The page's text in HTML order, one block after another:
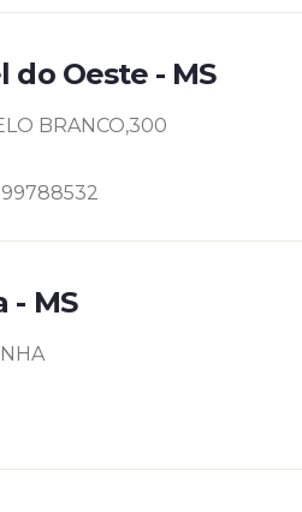
do Oeste - MS
BRANCO,300
- MS